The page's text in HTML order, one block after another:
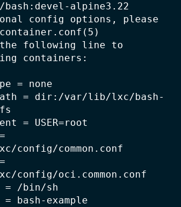
alpine3.22
config options, please
the following line to
containers:
= none
= dir:/var/lib/lxc/bash-
= USER=root
config/common.conf
config/oci.common.conf
= /bin/sh
bash-example